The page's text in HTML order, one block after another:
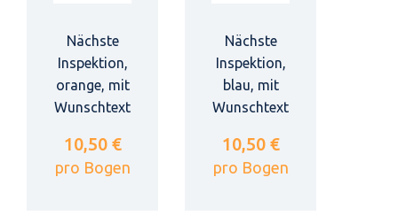
Nächste
Inspektion,
orange, mit
Wunschtext
10,50 €
pro Bogen
Nächste
Inspektion,
blau, mit
Wunschtext
10,50 €
pro Bogen